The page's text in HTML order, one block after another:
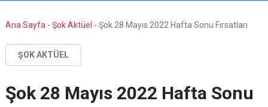
Ana Sayfa - Şok Aktüel - Şok 28 Mayıs 2022 Hafta Sonu Fırsatları
ŞOK AKTÜEL
Şok 28 Mayıs 2022 Hafta Sonu